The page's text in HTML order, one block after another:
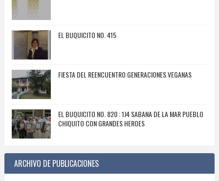
EL BUQUICITO NO. 415
FIESTA DEL REENCUENTRO GENERACIONES VEGANAS
EL BUQUICITO NO. 820 : 1J4 SABANA DE LA MAR PUEBLO
CHIQUITO CON GRANDES HEROES
ARCHIVO DE PUBLICACIONES